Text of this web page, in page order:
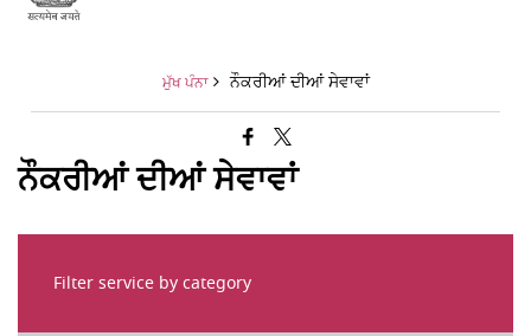
ਮੁੱਖ ਪੰਨਾ ਨੌਕਰੀਆਂ ਦੀਆਂ ਸੇਵਾਵਾਂ
ਨੌਕਰੀਆਂ ਦੀਆਂ ਸੇਵਾਵਾਂ
Filter service by category